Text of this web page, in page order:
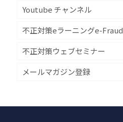
Youtube チャンネル
不正対策eラーニングe-Fraud
不正対策ウェブセミナー
メールマガジン登録